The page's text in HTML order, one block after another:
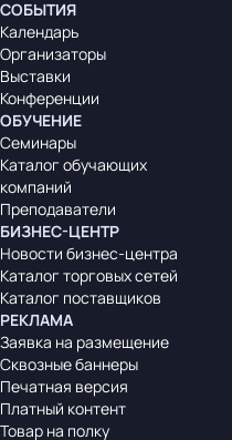
СОБЫТИЯ
Календарь
Организаторы
Выставки
Конференции
ОБУЧЕНИЕ
Семинары
Каталог обучающих
компаний
Преподаватели
БИЗНЕС-ЦЕНТР
Новости бизнес-центра
Каталог торговых сетей
Каталог поставщиков
РЕКЛАМА
Заявка на размещение
Сквозные баннеры
Печатная версия
Платный контент
Товар на полку